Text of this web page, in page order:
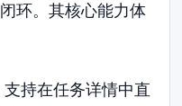
环。其核心能力体
支持在任务详情中直